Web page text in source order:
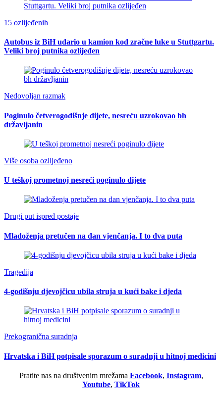
15 ozlijeđenih
Autobus iz BiH udario u kamion kod zračne luke u Stuttgartu.
Veliki broj putnika ozlijeđen
Nedovoljan razmak
Poginulo četverogodišnje dijete, nesreću uzrokovao bh
državljanin
Više osoba ozlijeđeno
U teškoj prometnoj nesreći poginulo dijete
Drugi put ispred postaje
Mladoženja pretučen na dan vjenčanja. I to dva puta
Tragedija
4-godišnju djevojčicu ubila struja u kući bake i djeda
Prekogranična suradnja
Hrvatska i BiH potpisale sporazum o suradnji u hitnoj medicini
Pratite nas na društvenim mrežama Facebook, Instagram,
Youtube, TikTok